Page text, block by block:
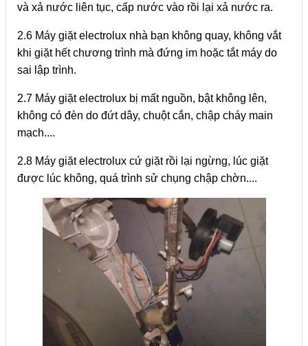
và xả nước liên tục, cấp nước vào rồi lại xả nước ra.
2.6 Máy giặt electrolux nhà bạn không quay, không vắt
khi giặt hết chương trình mà đứng im hoặc tắt máy do
sai lập trình.
2.7 Máy giặt electrolux bị mất nguồn, bật không lên,
không có đèn do đứt dây, chuột cắn, chập cháy main
mạch....
2.8 Máy giặt electrolux cứ giặt rồi lại ngừng, lúc giặt
được lúc không, quá trình sử chụng chập chờn....